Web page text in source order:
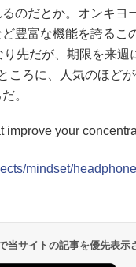
のだとか。オンキヨ
豊富な機能を誇るこ
先だが、期限を来週
ころに、人気のほど
。
improve your
mindset/
当サイトの記事を優先表示